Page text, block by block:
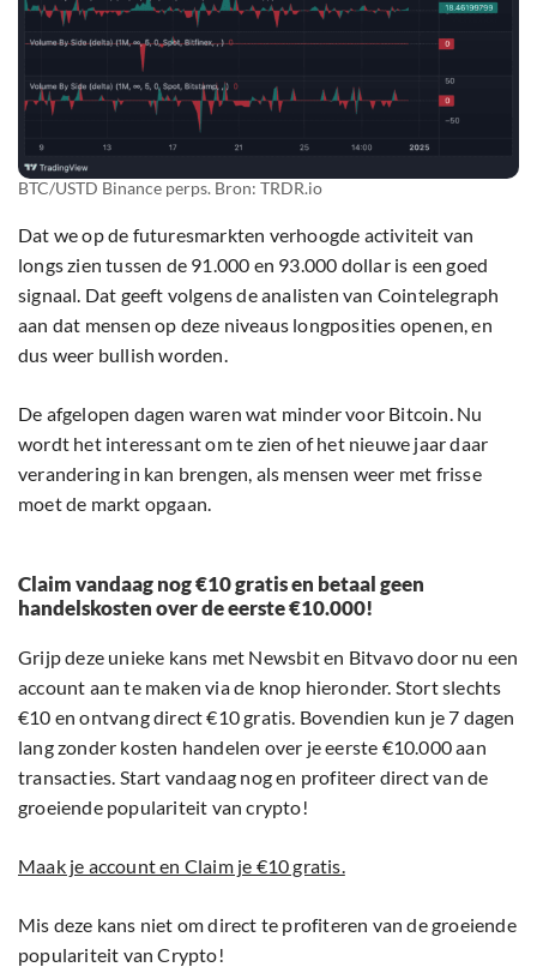
BTC/USTD Binance perps. Bron: TRDR.io
Dat we op de futuresmarkten verhoogde activiteit van
longs zien tussen de 91.000 en 93.000 dollar is een goed
signaal. Dat geeft volgens de analisten van Cointelegraph
aan dat mensen op deze niveaus longposities openen, en
dus weer bullish worden.
De afgelopen dagen waren wat minder voor Bitcoin. Nu
wordt het interessant om te zien of het nieuwe jaar daar
verandering in kan brengen, als mensen weer met frisse
moet de markt opgaan.
Claim vandaag nog €10 gratis en betaal geen
handelskosten over de eerste €10.000!
Grijp deze unieke kans met Newsbit en Bitvavo door nu een
account aan te maken via de knop hieronder. Stort slechts
€10 en ontvang direct €10 gratis. Bovendien kun je 7 dagen
lang zonder kosten handelen over je eerste €10.000 aan
transacties. Start vandaag nog en profiteer direct van de
groeiende populariteit van crypto!
Maak je account en Claim je €10 gratis.
Mis deze kans niet om direct te profiteren van de groeiende
populariteit van Crypto!